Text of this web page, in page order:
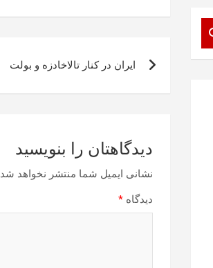
نوشته
ایران در کنار تالاخادزه و بولت
دیدگاهتان را بنویسید
نشانی ایمیل شما منتشر نخواهد
دیدگاه *